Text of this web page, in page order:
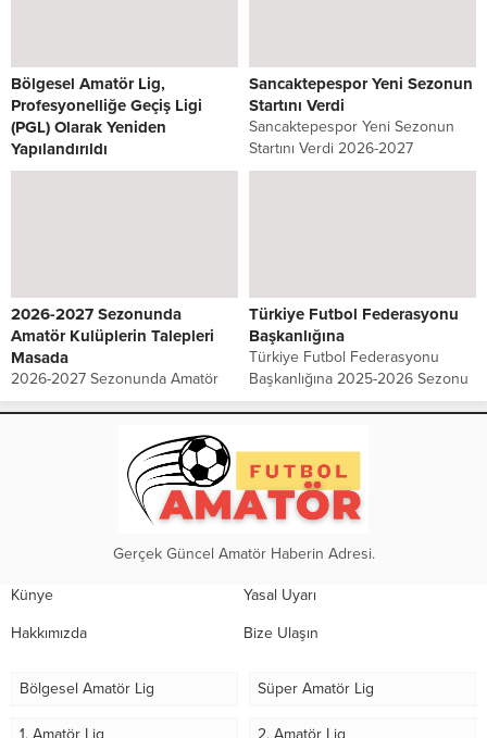
Bölgesel Amatör Lig,
Profesyonelliğe Geçiş Ligi
(PGL) Olarak Yeniden
Yapılandırıldı
Bölgesel Amatör Lig,
Ligi (PGL) olarak...
Sancaktepespor Yeni Sezonun
Startını Verdi
Sancaktepespor Yeni Sezonun
Startını Verdi 2026-2027
sezonunda İstanbul Süper
2026-2027 Sezonunda
Amatör Kulüplerin Talepleri
Masada
2026-2027 Sezonunda Amatör
Kulüplerin Talepleri Masada Yaş
bedelleri, tesis, ekonomik destek
ve altyapı… İstanbul amatör
futbolu yeni sezonda düzenleme
bekliyor 2026-2027...
Türkiye Futbol Federasyonu
Başkanlığına
Türkiye Futbol Federasyonu
Başkanlığına 2025-2026 Sezonu
İstanbul 2. Amatör Lig Yükselme
kulüpler ortak açıklama yaptılar.
Sayın Başkan,...
Gerçek Güncel Amatör Haberin Adresi.
Künye Yasal Uyarı
Hakkımızda Bize Ulaşın
Bölgesel Amatör Lig Süper Amatör Lig